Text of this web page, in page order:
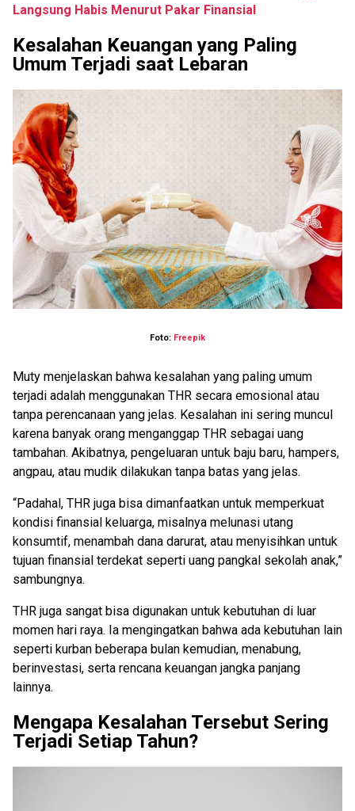
Langsung Habis Menurut Pakar Finansial
Kesalahan Keuangan yang Paling
Umum Terjadi saat Lebaran
Foto: Freepik
Muty menjelaskan bahwa kesalahan yang paling umum
terjadi adalah menggunakan THR secara emosional atau
tanpa perencanaan yang jelas. Kesalahan ini sering muncul
karena banyak orang menganggap THR sebagai uang
tambahan. Akibatnya, pengeluaran untuk baju baru, hampers,
angpau, atau mudik dilakukan tanpa batas yang jelas.
“Padahal, THR juga bisa dimanfaatkan untuk memperkuat
kondisi finansial keluarga, misalnya melunasi utang
konsumtif, menambah dana darurat, atau menyisihkan untuk
tujuan finansial terdekat seperti uang pangkal sekolah anak,”
sambungnya.
THR juga sangat bisa digunakan untuk kebutuhan di luar
momen hari raya. Ia mengingatkan bahwa ada kebutuhan lain
seperti kurban beberapa bulan kemudian, menabung,
berinvestasi, serta rencana keuangan jangka panjang
lainnya.
Mengapa Kesalahan Tersebut Sering
Terjadi Setiap Tahun?